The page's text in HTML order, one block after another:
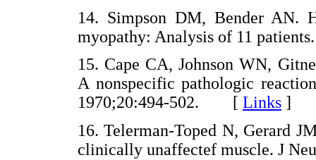
14. Simpson DM, Bender AN.
myopathy: Analysis of 11
15. Cape CA, Johnson WN,
A nonspecific pathologic
1970;20:494-502. [ Links ]
16. Telerman-Toped N, Gerard
clinically unaffectef muscle. J